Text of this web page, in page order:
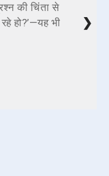
की चिंता से
हो?’—यह भी
❯